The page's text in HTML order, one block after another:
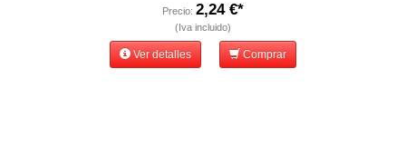
Precio: 2,24 €*
(Iva incluido)
Ver detalles Comprar